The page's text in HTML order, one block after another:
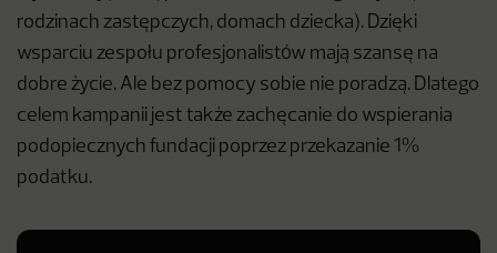
rodzinach zastępczych, domach dziecka). Dzięki
wsparciu zespołu profesjonalistów mają szansę na
dobre życie. Ale bez pomocy sobie nie poradzą. Dlatego
celem kampanii jest także zachęcanie do wspierania
podopiecznych fundacji poprzez przekazanie 1%
podatku.